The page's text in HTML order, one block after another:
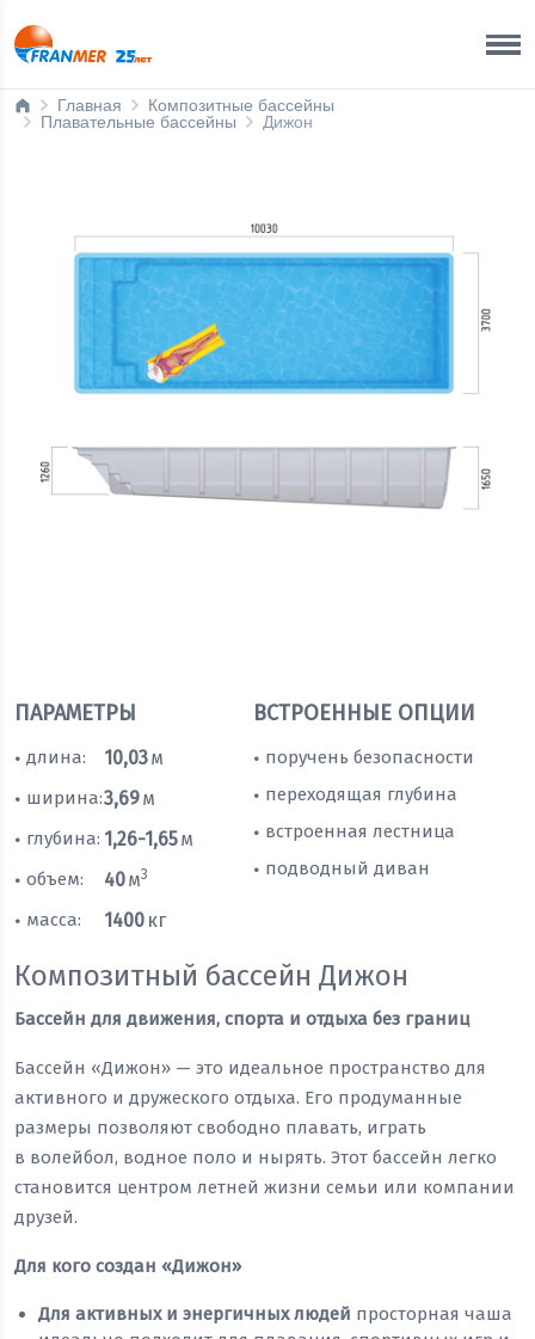
Главная
Композитные бассейны
Плавательные бассейны
Дижон
ПАРАМЕТРЫ
• длина: 10,03м
• ширина:3,69м
• глубина: 1,26-1,65м
• объем: 40м3
• масса: 1400 кг
ВСТРОЕННЫЕ ОПЦИИ
• поручень безопасности
• переходящая глубина
• встроенная лестница
• подводный диван
Композитный бассейн Дижон
Бассейн для движения, спорта и отдыха без границ
Бассейн «Дижон» — это идеальное пространство для
активного и дружеского отдыха. Его продуманные
размеры позволяют свободно плавать, играть
в волейбол, водное поло и нырять. Этот бассейн легко
становится центром летней жизни семьи или компании
друзей.
Для кого создан «Дижон»
Для активных и энергичных людей просторная чаша